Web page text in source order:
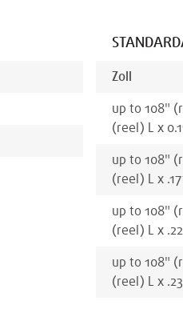
Zoll
up to 108"
(reel) L x
up to 108"
(reel) L x
up to 108"
(reel) L x .22
up to 108"
(reel) L x